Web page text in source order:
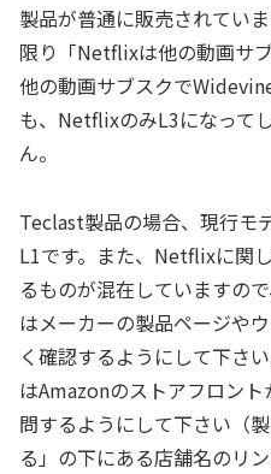
製品が普通に販売されてい
限り「Netflixは他の動画サ
他の動画サブスクで
も、NetflixのみL3になって
ん。
Teclast製品の場合、現行モ
L1です。また、Netflixに関
るものが混在していますの
はメーカーの製品ページや
く確認するようにして下さ
はAmazonのストアフロン
問するようにして下さい（
る」の下にある店舗名のリ